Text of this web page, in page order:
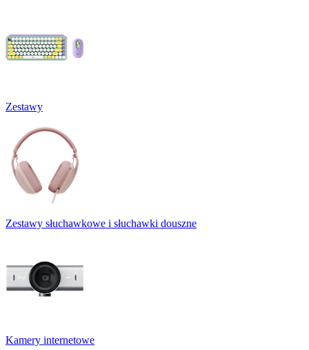
Zestawy
Zestawy słuchawkowe i słuchawki douszne
Kamery internetowe